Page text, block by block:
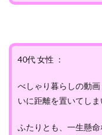
40代 女性 ：
べしゃり暮らしの動
いに距離を置いてしま
ふたりとも、一生懸